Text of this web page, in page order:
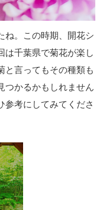
ね。この時期、開花シ
は千葉県で菊花が楽し
と言ってもその種類も
つかるかもしれません
参考にしてみてくださ